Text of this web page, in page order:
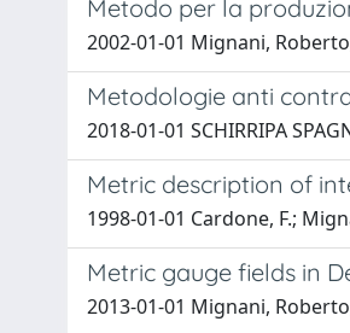
Metodo per la
2002-01-01 Mignani,
Metodologie anti
2018-01-01 SCHIRRIPA
Metric description of
1998-01-01 Cardone, F.;
Metric gauge fields in
2013-01-01 Mignani,